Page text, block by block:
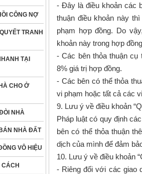
CÔNG NỢ
TRANH
TẠI
CHO Ở
NHÀ
NHÀ ĐẤT
VÔ HIỆU
- Đây là điều khoản các
thuận điều khoản này
phạm hợp đồng. Do
khoản này trong hợp
- Các bên thỏa thuận
8% giá trị hợp đồng.
- Các bên có thể thỏa
vi phạm hoặc tất cả các
9. Lưu ý về điều khoản
Pháp luật có quy định
bên có thể thỏa thuận
dịch của mình để đảm
10. Lưu ý về điều khoản
- Riêng đối với các giao